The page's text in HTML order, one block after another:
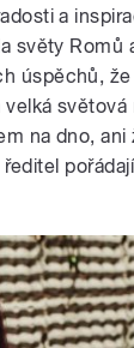
a
světy Romů
úspěchů,
na dno,